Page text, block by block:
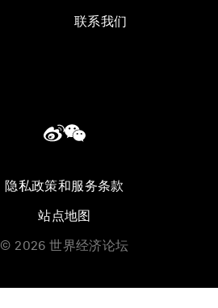
联系我们
隐私政策和服务条款
站点地图
© 2026 世界经济论坛